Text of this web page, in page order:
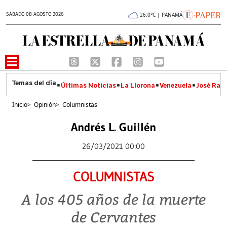
SÁBADO 08 AGOSTO 2026 26.0°C | PANAMÁ
Últimas Noticias La Llorona Venezuela José
Inicio> Opinión> Columnistas
Andrés L. Guillén
26/03/2021 00:00
COLUMNISTAS
A los 405 años de la muerte
de Cervantes